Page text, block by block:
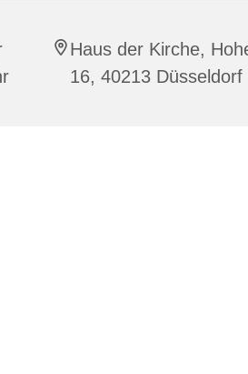
Haus der Kirche,
16, 40213 Düsseldorf